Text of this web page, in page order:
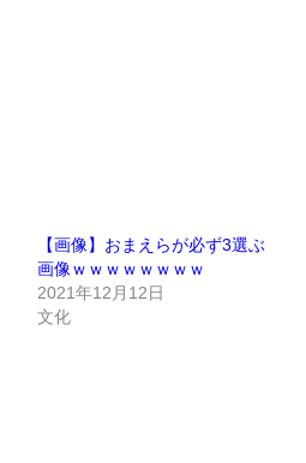
【画像】おまえらが必ず3選ぶ
画像ｗｗｗｗｗｗｗｗ
2021年12月12日
文化